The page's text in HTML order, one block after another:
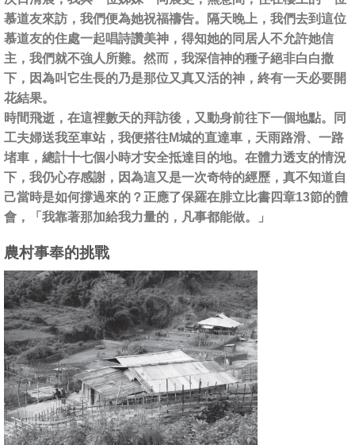
慕道友來訪，我們便為她祝福禱告。隔天晚上，我們去到這位
慕道友的住處一起唱詩讚美神，得知她的同居人不允許她信
主，我們就不強人所難。然而，我深信神的種子絕非白白撒
下，因為叫它生長的乃是那位又真又活的神，終有一天必要開
花結果。
時間飛逝，在這裡數天的拜訪後，又動身前往下一個地點。同
工夫婦送我至車站，我便搭往M城的直達車，天雨路滑、一路
堵車，總計十七個小時才安全抵達目的地。在體力透支的情況
下，我仍心存感謝，因為這又是一次奇特的經歷，真不知道自
己當時是如何撐過來的？正應了保羅在腓立比書四章13節的體
會，「我靠著那加給我力量的，凡事都能做。」
農村事奉的挑戰